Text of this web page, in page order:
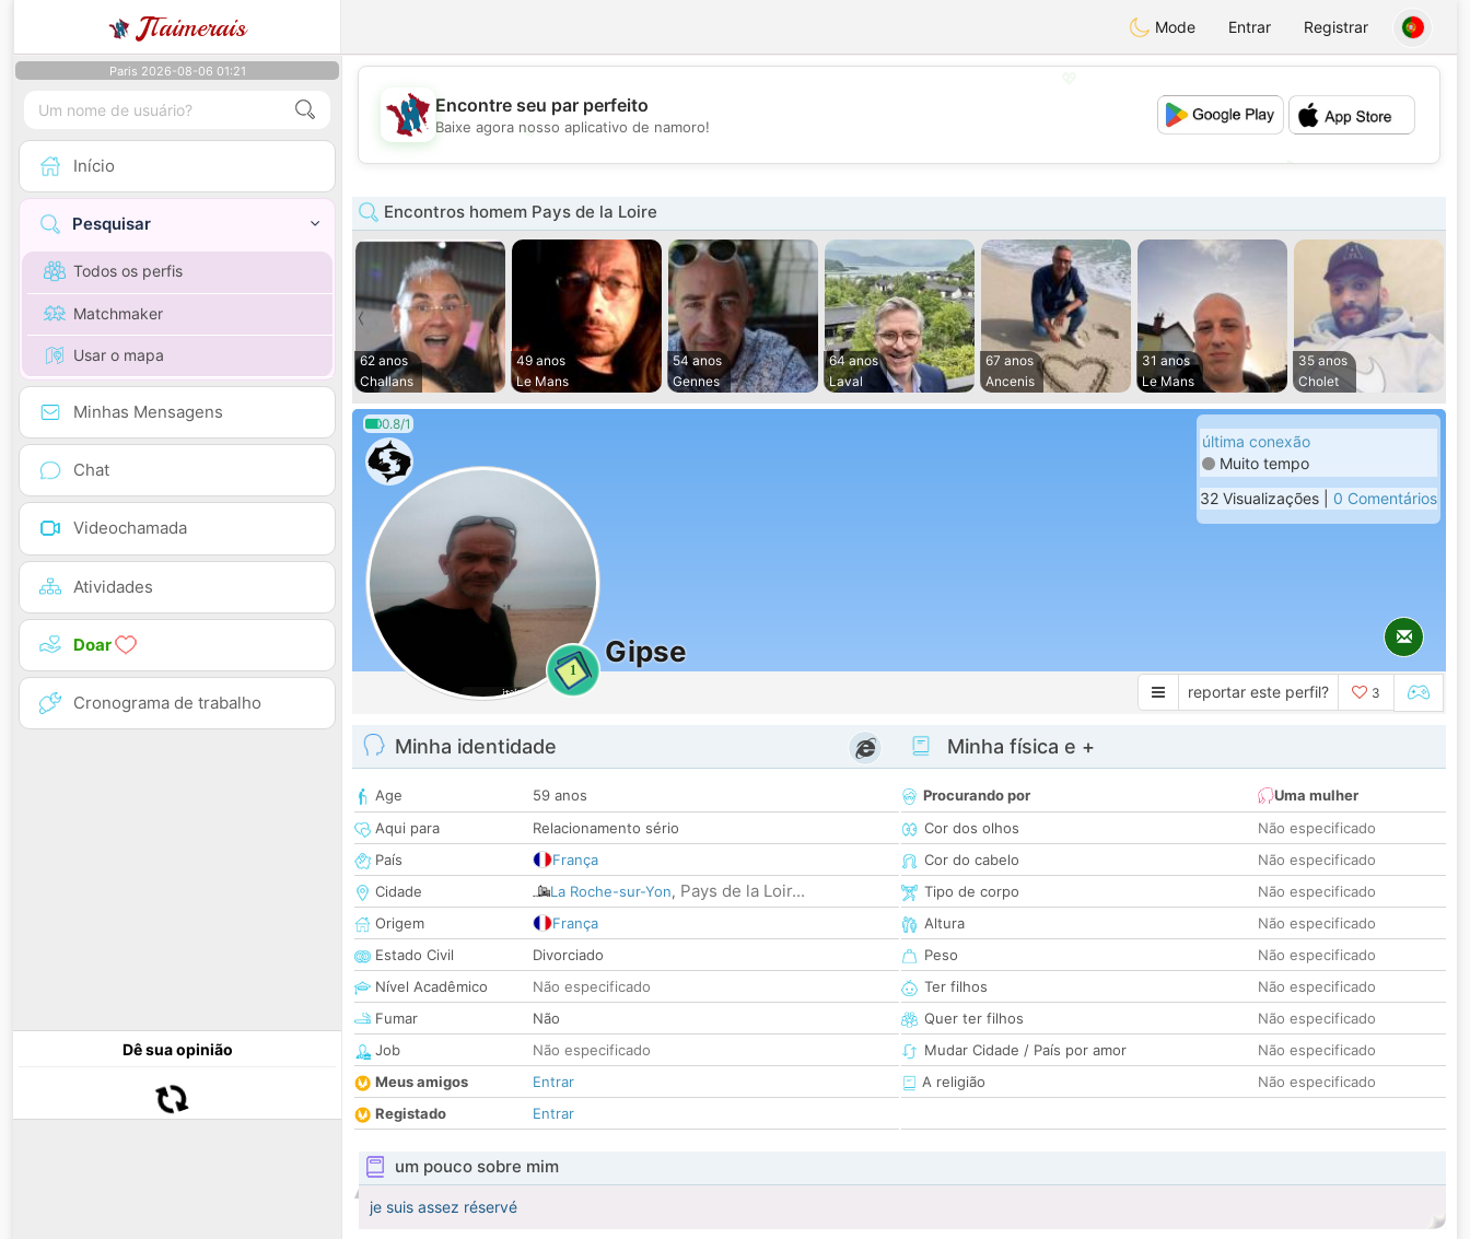
JTaimerais Mode Entrar Registrar
Paris 2026-08-06 01:21
Início
Pesquisar
Todos os perfis
Matchmaker
Usar o mapa
Minhas Mensagens
Chat
Videochamada
Atividades
Doar
Cronograma de trabalho
Dê sua opinião
💕
Encontre seu par perfeito
Baixe agora nosso aplicativo de namoro!
Encontros homem Pays de la Loire
62 anos
Challans
49 anos
Le Mans
54 anos
Gennes
64 anos
Laval
67 anos
Ancenis
31 anos
Le Mans
35 anos
Cholet
0.8/1
1
Gipse
última conexão
Muito tempo
32 Visualizações | 0 Comentários
reportar este perfil? 3
Minha identidade
Age
59 anos
Aqui para
Relacionamento sério
País
França
Cidade
La Roche-sur-Yon, Pays de la Loir...
Origem
França
Estado Civil
Divorciado
Nível Acadêmico
Não especificado
Fumar
Não
Job
Não especificado
Meus amigos
Entrar
Registado
Entrar
Minha física e +
Procurando por
Uma mulher
Cor dos olhos
Não especificado
Cor do cabelo
Não especificado
Tipo de corpo
Não especificado
Altura
Não especificado
Peso
Não especificado
Ter filhos
Não especificado
Quer ter filhos
Não especificado
Mudar Cidade / País por amor
Não especificado
A religião
Não especificado
um pouco sobre mim
je suis assez réservé